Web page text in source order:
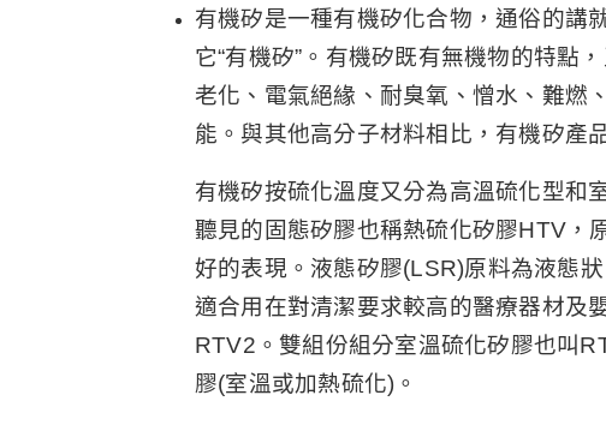
有機矽是一種有機矽化合物，通俗的講
它“有機矽”。有機矽既有無機物的特點
老化、電氣絕緣、耐臭氧、憎水、難燃
能。與其他高分子材料相比，有機矽產
有機矽按硫化溫度又分為高溫硫化型和
聽見的固態矽膠也稱熱硫化矽膠HTV，
好的表現。液態矽膠(LSR)原料為液態
適合用在對清潔要求較高的醫療器材及
RTV2。雙組份組分室溫硫化矽膠也叫
膠(室溫或加熱硫化)。